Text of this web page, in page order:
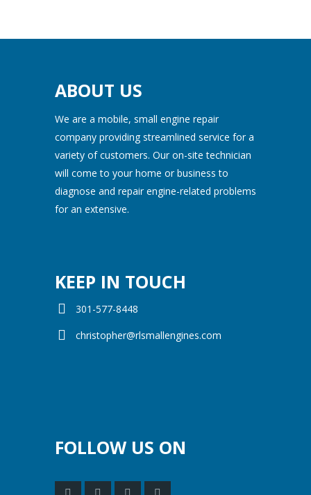
ABOUT US
We are a mobile, small engine repair
company providing streamlined service for a
variety of customers. Our on-site technician
will come to your home or business to
diagnose and repair engine-related problems
for an extensive.
KEEP IN TOUCH
301-577-8448
christopher@rlsmallengines.com
FOLLOW US ON